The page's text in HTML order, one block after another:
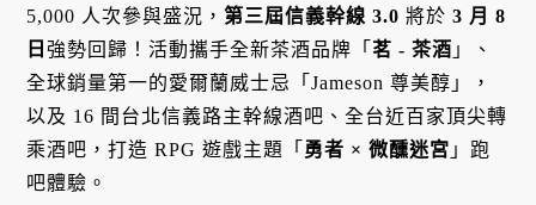
5,000 人次參與盛況，第三屆信義幹線 3.0 將於3 月 8
日強勢回歸！活動攜手全新茶酒品牌「 茗 - 茶酒 」、
全球銷量第一的愛爾蘭威士忌「Jameson 尊美醇」，
以及 16 間台北信義路主幹線酒吧、全台近百家頂尖轉
乘酒吧，打造 RPG 遊戲主題「 勇者 × 微醺迷宮 」跑
吧體驗。